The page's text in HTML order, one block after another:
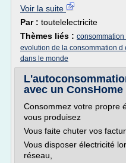
Voir la suite
Par : toutelelectricite
Thèmes liés :
evolution de la consommation d
dans le monde
avec un
Consommez votre propre
vous produisez
Vous faite chuter vos
Vous disposer électricité
réseau,